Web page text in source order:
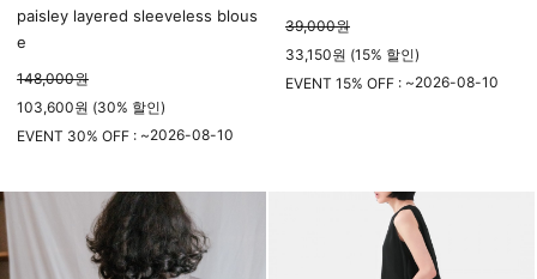
paisley layered sleeveless blous
e
148,000원
103,600원 (30% 할인)
EVENT 30% OFF : ~2026-08-10
39,000원
33,150원 (15% 할인)
EVENT 15% OFF : ~2026-08-10